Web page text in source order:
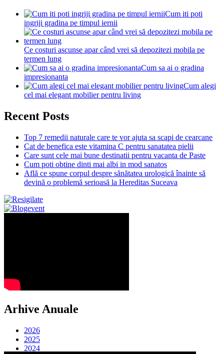
Cum iti poti
ingriji gradina pe timpul iernii
Ce costuri ascunse apar când vrei să depozitezi mobila pe
termen lung
Cum sa ai o gradina
impresionanta
Cum alegi
cel mai elegant mobilier pentru living
Recent Posts
Top 7 remedii naturale care te vor ajuta sa scapi de cearcane
Cat de benefica este vitamina C pentru sanatatea pielii
Care sunt cele mai bune destinatii pentru vacanta de Paste
Cum poti obtine dinti mai albi in mod sanatos
Află ce spune corpul despre sănătatea urologică înainte să
devină o problemă serioasă la Hereditas Suceava
Arhive Anuale
2026
2025
2024